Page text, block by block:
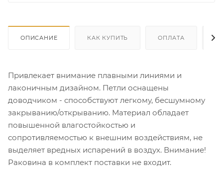
ОПИСАНИЕ КАК КУПИТЬ ОПЛАТА
Привлекает внимание плавными линиями и
лаконичным дизайном. Петли оснащены
доводчиком - способствуют легкому, бесшумному
закрыванию/открыванию. Материал обладает
повышенной влагостойкостью и
сопротивляемостью к внешним воздействиям, не
выделяет вредных испарений в воздух. Внимание!
Раковина в комплект поставки не входит.